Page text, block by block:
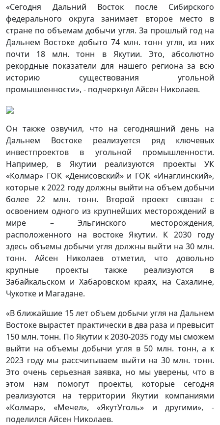
«Сегодня Дальний Восток после Сибирского
федерального округа занимает второе место в
стране по объемам добычи угля. За прошлый год на
Дальнем Востоке добыто 74 млн. тонн угля, из них
почти 18 млн. тонн в Якутии. Это, абсолютно
рекордные показатели для нашего региона за всю
историю существования угольной
промышленности», - подчеркнул Айсен Николаев.
Он также озвучил, что на сегодняшний день на
Дальнем Востоке реализуется ряд ключевых
инвестпроектов в угольной промышленности.
Например, в Якутии реализуются проекты УК
«Колмар» ГОК «Денисовский» и ГОК «Инаглинский»,
которые к 2022 году должны выйти на объем добычи
более 22 млн. тонн. Второй проект связан с
освоением одного из крупнейших месторождений в
мире – Эльгинского месторождения,
расположенного на востоке Якутии. К 2030 году
здесь объемы добычи угля должны выйти на 30 млн.
тонн. Айсен Николаев отметил, что довольно
крупные проекты также реализуются в
Забайкальском и Хабаровском краях, на Сахалине,
Чукотке и Магадане.
«В ближайшие 15 лет объем добычи угля на Дальнем
Востоке вырастет практически в два раза и превысит
150 млн. тонн. По Якутии к 2030-2035 году мы сможем
выйти на объемы добычи угля в 50 млн. тонн, а к
2023 году мы рассчитываем выйти на 30 млн. тонн.
Это очень серьезная заявка, но мы уверены, что в
этом нам помогут проекты, которые сегодня
реализуются на территории Якутии компаниями
«Колмар», «Мечел», «ЯкутУголь» и другими», -
поделился Айсен Николаев.